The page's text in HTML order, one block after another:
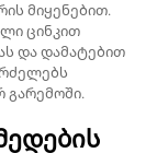
მიყენებით.
ცინკით
და დამატებით
გარემოში.